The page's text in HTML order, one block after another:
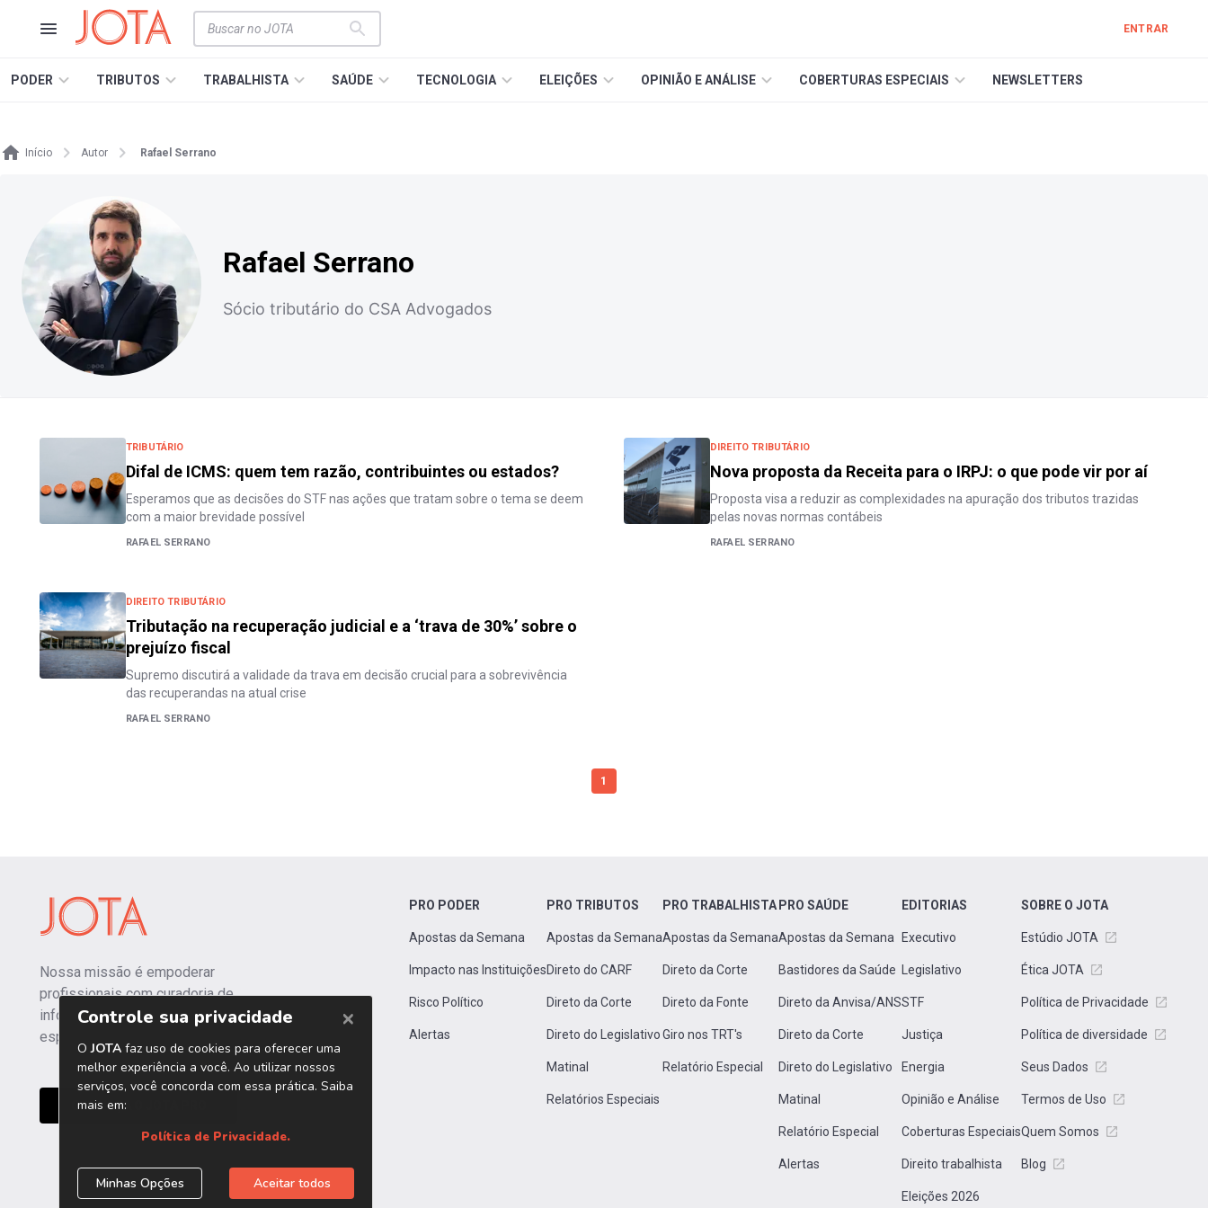
ENTRAR
PODER TRIBUTOS TRABALHISTA SAÚDE TECNOLOGIA ELEIÇÕES OPINIÃO E ANÁLISE COBERTURAS ESPECIAIS NEWSLETTERS
Início Autor Rafael Serrano
Rafael Serrano
Sócio tributário do CSA Advogados
TRIBUTÁRIO
Difal de ICMS: quem tem razão, contribuintes ou estados?
Esperamos que as decisões do STF nas ações que tratam sobre o tema se deem
com a maior brevidade possível
RAFAEL SERRANO
DIREITO TRIBUTÁRIO
Nova proposta da Receita para o IRPJ: o que pode vir por aí
Proposta visa a reduzir as complexidades na apuração dos tributos trazidas
pelas novas normas contábeis
RAFAEL SERRANO
DIREITO TRIBUTÁRIO
Tributação na recuperação judicial e a ‘trava de 30%’ sobre o
prejuízo fiscal
Supremo discutirá a validade da trava em decisão crucial para a sobrevivência
das recuperandas na atual crise
RAFAEL SERRANO
1
Nossa missão é empoderar
profissionais com curadoria de
informações independentes e
especializadas.
CONHEÇA O JOTA PRO
PRO PODER
Apostas da Semana
Impacto nas Instituições
Risco Político
Alertas
PRO TRIBUTOS
Apostas da Semana
Direto do CARF
Direto da Corte
Direto do Legislativo
Matinal
Relatórios Especiais
PRO TRABALHISTA
Apostas da Semana
Direto da Corte
Direto da Fonte
Giro nos TRT's
Relatório Especial
PRO SAÚDE
Apostas da Semana
Bastidores da Saúde
Direto da Anvisa/ANS
Direto da Corte
Direto do Legislativo
Matinal
Relatório Especial
Alertas
EDITORIAS
Executivo
Legislativo
STF
Justiça
Energia
Opinião e Análise
Coberturas Especiais
Direito trabalhista
Eleições 2026
SOBRE O JOTA
Estúdio JOTA
Ética JOTA
Política de Privacidade
Política de diversidade
Seus Dados
Termos de Uso
Quem Somos
Blog